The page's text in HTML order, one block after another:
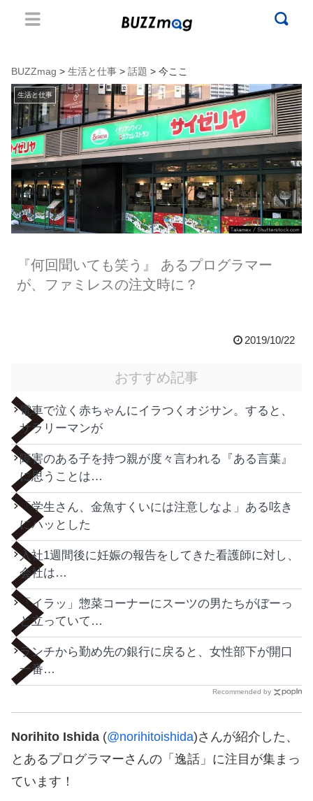
BUZZmag > 生活と仕事 > 話題 > 今ここ
生活と仕事
『何回聞いても笑う』 あるプログラマー
が、ファミレスの注文時に？
2019/10/22
おすすめ記事
電車で泣く赤ちゃんにイラつくオジサン。すると、
サラリーマンが
障害のある子を持つ親が度々言われる『ある言葉』
に思うことは…
「学生さん、金魚すくいには注意しなよ」ある呟き
にハッとした
入社1週間後に妊娠の報告をしてきた看護師に対し、
会社は…
「イラッ」惣菜コーナーにスーツの男たちがぼーっ
と立っていて…
ランチから勤め先の銀行に戻ると、女性部下が開口
一番…
Recommended by
Norihito Ishida (@norihitoishida)さんが紹介した、
とあるプログラマーさんの「逸話」に注目が集まっ
ています！